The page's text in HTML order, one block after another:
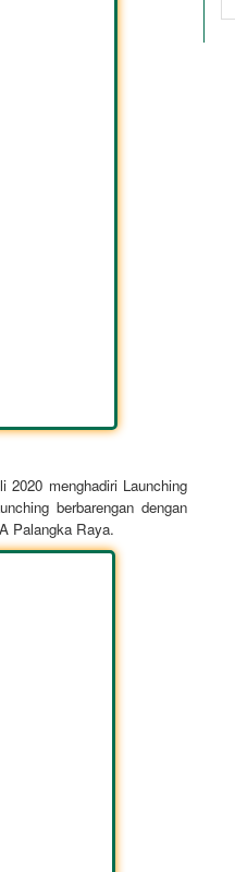
menghadiri Launching
berbarengan dengan
Palangka Raya.